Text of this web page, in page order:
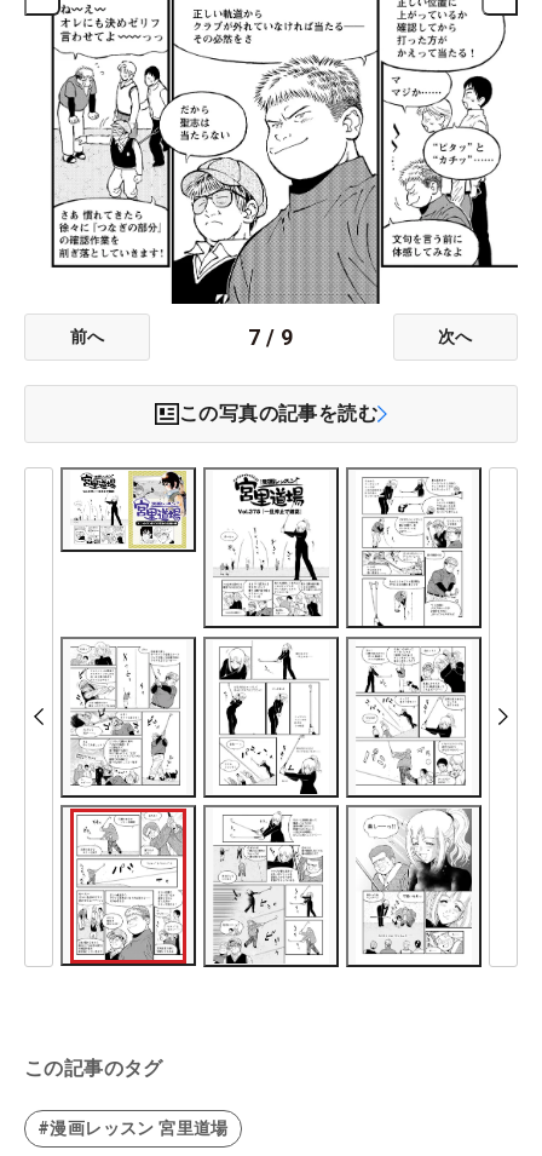
前へ 7 / 9 次へ
この写真の記事を読む
この記事のタグ
#漫画レッスン 宮里道場